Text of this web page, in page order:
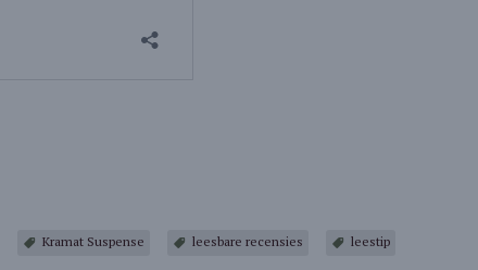
Kramat Suspense leesbare recensies leestip